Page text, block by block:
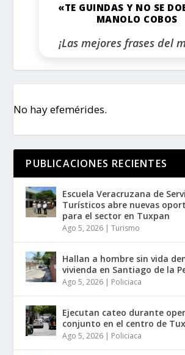
«TE GUINDAS Y NO SE
MANOLO COBOS
¡Las mejores frases del
No hay efemérides.
PUBLICACIONES RECIENTES
Escuela Veracruzana de
Turísticos abre nuevas
para el sector en Tuxpan
Ago 5, 2026 |Turismo
Hallan a hombre sin vida
vivienda en Santiago de la
Ago 5, 2026 | Policiaca
Ejecutan cateo durante
conjunto en el centro de
Ago 5, 2026 | Policiaca